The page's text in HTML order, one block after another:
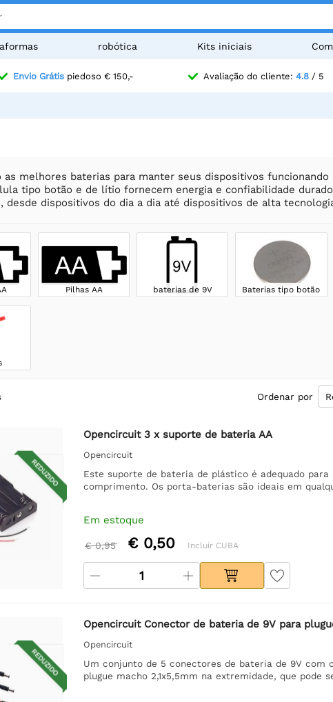
robótica Kits iniciais
Envio Grátispiedoso € 150,- Avaliação do cliente: 4.8/ 5
as melhores baterias para manter seus dispositivos
tipo botão e de lítio fornecem energia e confiabilidade
desde dispositivos do dia a dia até dispositivos de alta
Pilhas AA baterias de 9V Baterias tipo botão
Ordenar por
REDUZIDO
Opencircuit 3 x suporte de bateria AA
Opencircuit
Este suporte de bateria de plástico é adequado
comprimento. Os porta-baterias são ideais em
Em estoque
€ 0,95 € 0,50 Incluir CUBA
REDUZIDO
Opencircuit Conector de bateria de 9V para
Opencircuit
Um conjunto de 5 conectores de bateria de 9V com
plugue macho 2,1x5,5mm na extremidade, que pode